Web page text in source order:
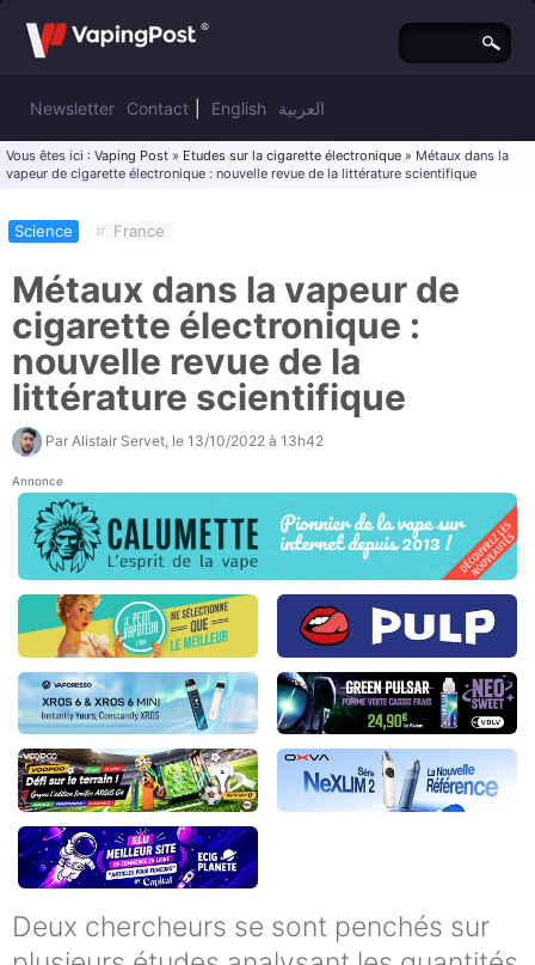
Newsletter Contact English العربية
Vous êtes ici : Vaping Post » Etudes sur la cigarette électronique » Métaux dans la
vapeur de cigarette électronique : nouvelle revue de la littérature scientifique
Science # France
Métaux dans la vapeur de
cigarette électronique :
nouvelle revue de la
littérature scientifique
Par Alistair Servet , le 13/10/2022 à 13h42
Annonce
Deux chercheurs se sont penchés sur